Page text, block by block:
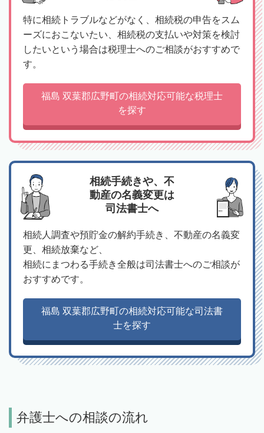
特に相続トラブルなどがなく、相続税の申告をスム
ーズにおこないたい、相続税の支払いや対策を検討
したいという場合は税理士へのご相談がおすすめで
す。
福島 双葉郡広野町の相続対応可能な税理士
を探す
相続手続きや、不
動産の名義変更は
司法書士へ
相続人調査や預貯金の解約手続き、不動産の名義変
更、相続放棄など、
相続にまつわる手続き全般は司法書士へのご相談が
おすすめです。
福島 双葉郡広野町の相続対応可能な司法書
士を探す
弁護士への相談の流れ